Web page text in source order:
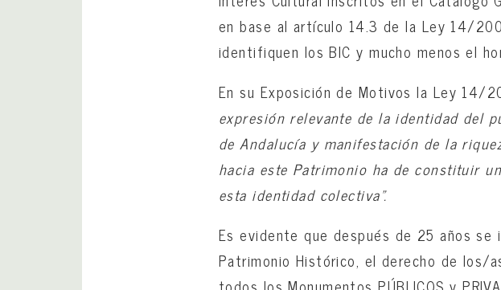
en base al artículo 14.3 de la Ley 14/
identifiquen los BIC y mucho menos el
En su Exposición de Motivos la Ley 14/
expresión relevante de la identidad del
de Andalucía y manifestación de la
hacia este Patrimonio ha de constituir
esta identidad colectiva”.
Es evidente que después de 25 años
Patrimonio Histórico, el derecho de los/